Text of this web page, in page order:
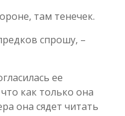
там тенечек.
спрошу, –
ее
как только она
она сядет читать